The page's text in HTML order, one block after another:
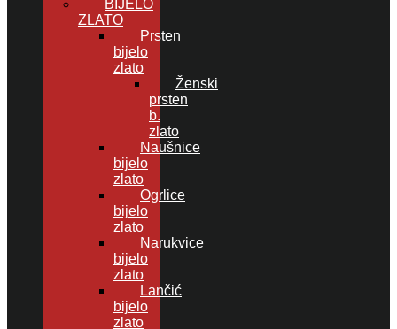
BIJELO
ZLATO
Prsten
bijelo
zlato
Ženski
prsten
b.
zlato
Naušnice
bijelo
zlato
Ogrlice
bijelo
zlato
Narukvice
bijelo
zlato
Lančić
bijelo
zlato